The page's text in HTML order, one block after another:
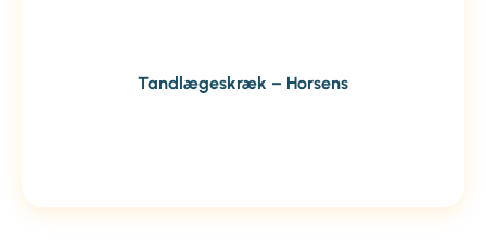
Tandlægeskræk – Horsens